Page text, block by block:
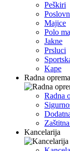
Peškiri
Majice
Polo
Jakne
Prsluci
Kape
Radna oprema
Radna
Kancelarija